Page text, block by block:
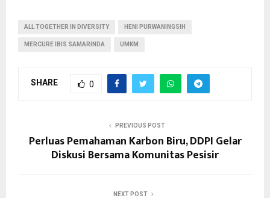
ALL TOGETHER IN DIVERSITY HENI PURWANINGSIH
MERCURE IBIS SAMARINDA UMKM
SHARE 0
PREVIOUS POST
Perluas Pemahaman Karbon Biru, DDPI Gelar
Diskusi Bersama Komunitas Pesisir
NEXT POST